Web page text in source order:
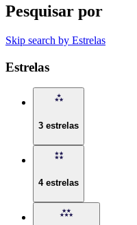
Pesquisar por
Skip search by Estrelas
Estrelas
3 estrelas
4 estrelas